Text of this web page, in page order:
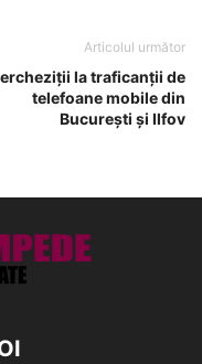
Articolul următor
la traficanții de
telefoane mobile din
București și Ilfov